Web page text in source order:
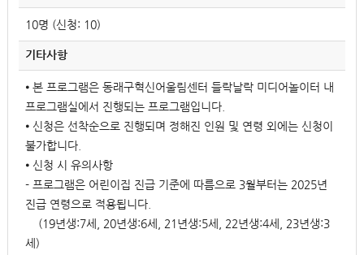
10명 (신청: 10)
기타사항
⦁ 본 프로그램은 동래구혁신어울림센터 들락날락 미디어놀이터 내
프로그램실에서 진행되는 프로그램입니다.
⦁ 신청은 선착순으로 진행되며 정해진 인원 및 연령 외에는 신청이
불가합니다.
⦁ 신청 시 유의사항
- 프로그램은 어린이집 진급 기준에 따름으로 3월부터는 2025년
진급 연령으로 적용됩니다.
(19년생:7세, 20년생:6세, 21년생:5세, 22년생:4세, 23년생:3
세)